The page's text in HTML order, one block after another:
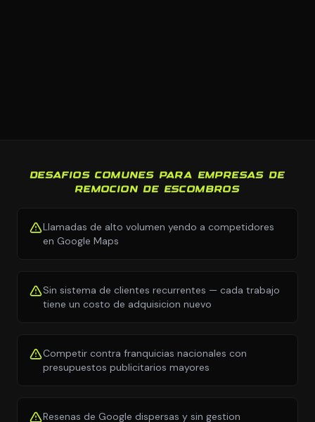
DESAFIOS COMUNES PARA EMPRESAS DE
REMOCION DE ESCOMBROS
Llamadas de alto volumen yendo a competidores
en Google Maps
Sin sistema de clientes recurrentes — cada trabajo
tiene un costo de adquisicion nuevo
Competir contra franquicias nacionales con
presupuestos publicitarios mayores
Resenas de Google dispersas y sin gestion